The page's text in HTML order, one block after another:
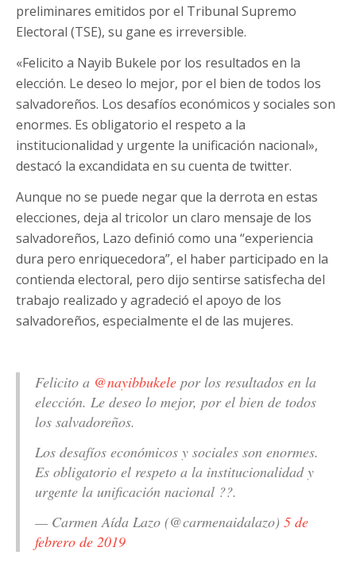
preliminares emitidos por el Tribunal Supremo
Electoral (TSE), su gane es irreversible.
«Felicito a Nayib Bukele por los resultados en la
elección. Le deseo lo mejor, por el bien de todos los
salvadoreños. Los desafíos económicos y sociales son
enormes. Es obligatorio el respeto a la
institucionalidad y urgente la unificación nacional»,
destacó la excandidata en su cuenta de twitter.
Aunque no se puede negar que la derrota en estas
elecciones, deja al tricolor un claro mensaje de los
salvadoreños, Lazo definió como una “experiencia
dura pero enriquecedora”, el haber participado en la
contienda electoral, pero dijo sentirse satisfecha del
trabajo realizado y agradeció el apoyo de los
salvadoreños, especialmente el de las mujeres.
Felicito a @nayibbukele por los resultados en la
elección. Le deseo lo mejor, por el bien de todos
los salvadoreños.
Los desafíos económicos y sociales son enormes.
Es obligatorio el respeto a la institucionalidad y
urgente la unificación nacional ??.
— Carmen Aída Lazo (@carmenaidalazo) 5 de
febrero de 2019